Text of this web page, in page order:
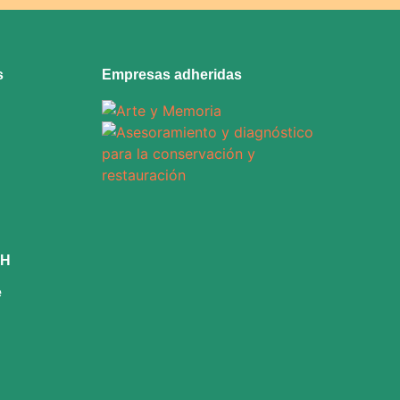
Empresas adheridas